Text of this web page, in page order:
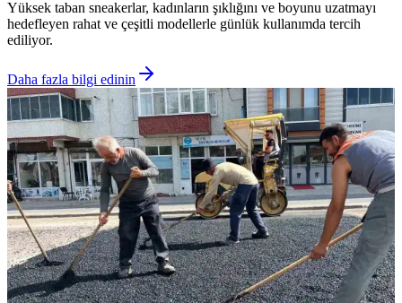
Yüksek taban sneakerlar, kadınların şıklığını ve boyunu uzatmayı
hedefleyen rahat ve çeşitli modellerle günlük kullanımda tercih
ediliyor.
Daha fazla bilgi edinin